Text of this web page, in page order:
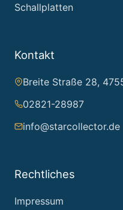
Schallplatten
Kontakt
Breite Straße 28,
02821-28987
info@starcollector.de
Rechtliches
Impressum